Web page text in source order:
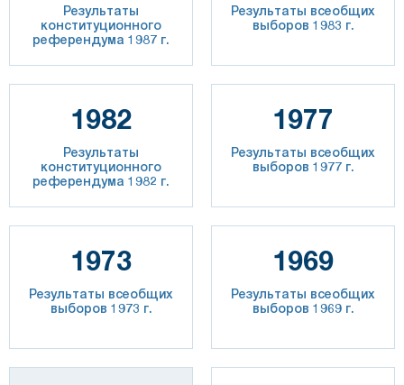
Результаты
конституционного
референдума 1987 г.
Результаты всеобщих
выборов 1983 г.
1982
Результаты
конституционного
референдума 1982 г.
1977
Результаты всеобщих
выборов 1977 г.
1973
Результаты всеобщих
выборов 1973 г.
1969
Результаты всеобщих
выборов 1969 г.